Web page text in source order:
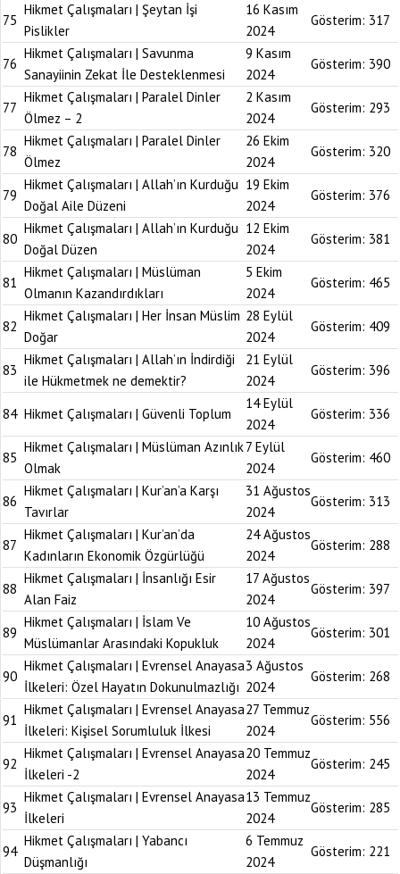
75
Hikmet Çalışmaları | Şeytan İşi
Pislikler
16 Kasım
2024
Gösterim: 317
76
Hikmet Çalışmaları | Savunma
Sanayiinin Zekat İle Desteklenmesi
9 Kasım
2024
Gösterim: 390
77
Hikmet Çalışmaları | Paralel Dinler
Ölmez – 2
2 Kasım
2024
Gösterim: 293
78
Hikmet Çalışmaları | Paralel Dinler
Ölmez
26 Ekim
2024
Gösterim: 320
79
Hikmet Çalışmaları | Allah’ın Kurduğu
Doğal Aile Düzeni
19 Ekim
2024
Gösterim: 376
80
Hikmet Çalışmaları | Allah’ın Kurduğu
Doğal Düzen
12 Ekim
2024
Gösterim: 381
81
Hikmet Çalışmaları | Müslüman
Olmanın Kazandırdıkları
5 Ekim
2024
Gösterim: 465
82
Hikmet Çalışmaları | Her İnsan Müslim
Doğar
28 Eylül
2024
Gösterim: 409
83
Hikmet Çalışmaları | Allah’ın İndirdiği
ile Hükmetmek ne demektir?
21 Eylül
2024
Gösterim: 396
84 Hikmet Çalışmaları | Güvenli Toplum
14 Eylül
2024
Gösterim: 336
85
Hikmet Çalışmaları | Müslüman Azınlık
Olmak
7 Eylül
2024
Gösterim: 460
86
Hikmet Çalışmaları | Kur’an’a Karşı
Tavırlar
31 Ağustos
2024
Gösterim: 313
87
Hikmet Çalışmaları | Kur’an’da
Kadınların Ekonomik Özgürlüğü
24 Ağustos
2024
Gösterim: 288
88
Hikmet Çalışmaları | İnsanlığı Esir
Alan Faiz
17 Ağustos
2024
Gösterim: 397
89
Hikmet Çalışmaları | İslam Ve
Müslümanlar Arasındaki Kopukluk
10 Ağustos
2024
Gösterim: 301
90
Hikmet Çalışmaları | Evrensel Anayasa
İlkeleri: Özel Hayatın Dokunulmazlığı
3 Ağustos
2024
Gösterim: 268
91
Hikmet Çalışmaları | Evrensel Anayasa
İlkeleri: Kişisel Sorumluluk İlkesi
27 Temmuz
2024
Gösterim: 556
92
Hikmet Çalışmaları | Evrensel Anayasa
İlkeleri -2
20 Temmuz
2024
Gösterim: 245
93
Hikmet Çalışmaları | Evrensel Anayasa
İlkeleri
13 Temmuz
2024
Gösterim: 285
94
Hikmet Çalışmaları | Yabancı
Düşmanlığı
6 Temmuz
2024
Gösterim: 221